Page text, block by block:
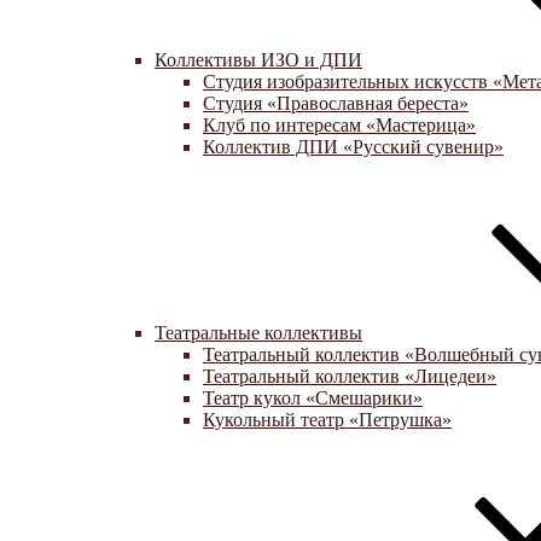
Коллективы ИЗО и ДПИ
Студия изобразительных искусств
Студия «Православная береста»
Клуб по интересам «Мастерица»
Коллектив ДПИ «Русский сувенир»
Театральные коллективы
Театральный коллектив «Волшебный
Театральный коллектив «Лицедеи»
Театр кукол «Смешарики»
Кукольный театр «Петрушка»